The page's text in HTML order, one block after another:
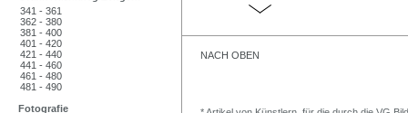
341 - 361
362 - 380
381 - 400
401 - 420
421 - 440
441 - 460
461 - 480
481 - 490
Fotografie
NACH OBEN